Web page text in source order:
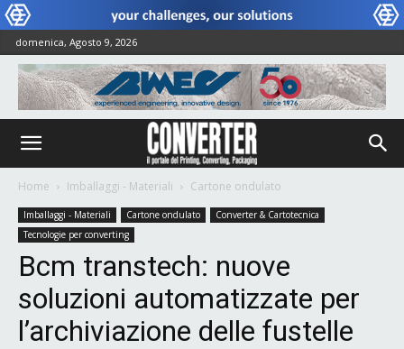
domenica, Agosto 9, 2026
Home Imballaggi - Materiali Cartone ondulato
Imballaggi - Materiali Cartone ondulato
Converter & Cartotecnica
Tecnologie per converting
Bcm transtech: nuove
soluzioni automatizzate per
l’archiviazione delle fustelle